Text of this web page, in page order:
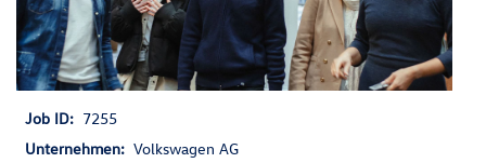
Job ID: 7255
Unternehmen: Volkswagen AG